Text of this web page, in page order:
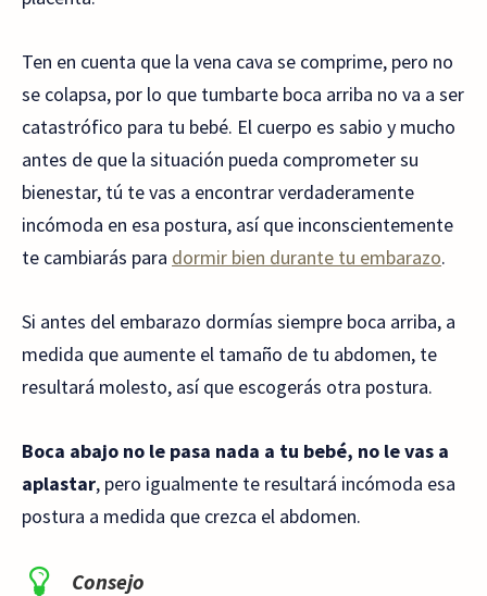
Ten en cuenta que la vena cava se comprime, pero no
se colapsa, por lo que tumbarte boca arriba no va a ser
catastrófico para tu bebé. El cuerpo es sabio y mucho
antes de que la situación pueda comprometer su
bienestar, tú te vas a encontrar verdaderamente
incómoda en esa postura, así que inconscientemente
te cambiarás para dormir bien durante tu embarazo.
Si antes del embarazo dormías siempre boca arriba, a
medida que aumente el tamaño de tu abdomen, te
resultará molesto, así que escogerás otra postura.
Boca abajo no le pasa nada a tu bebé, no le vas a
aplastar, pero igualmente te resultará incómoda esa
postura a medida que crezca el abdomen.
Consejo